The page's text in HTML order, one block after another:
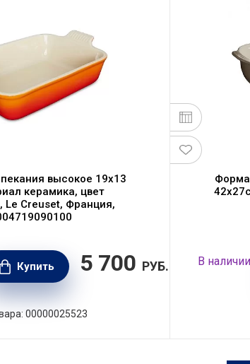
высокое 19х13
керамика, цвет
Le Creuset, Франция,
Купить 5 700 РУБ.
00000025523
Форма
В наличии